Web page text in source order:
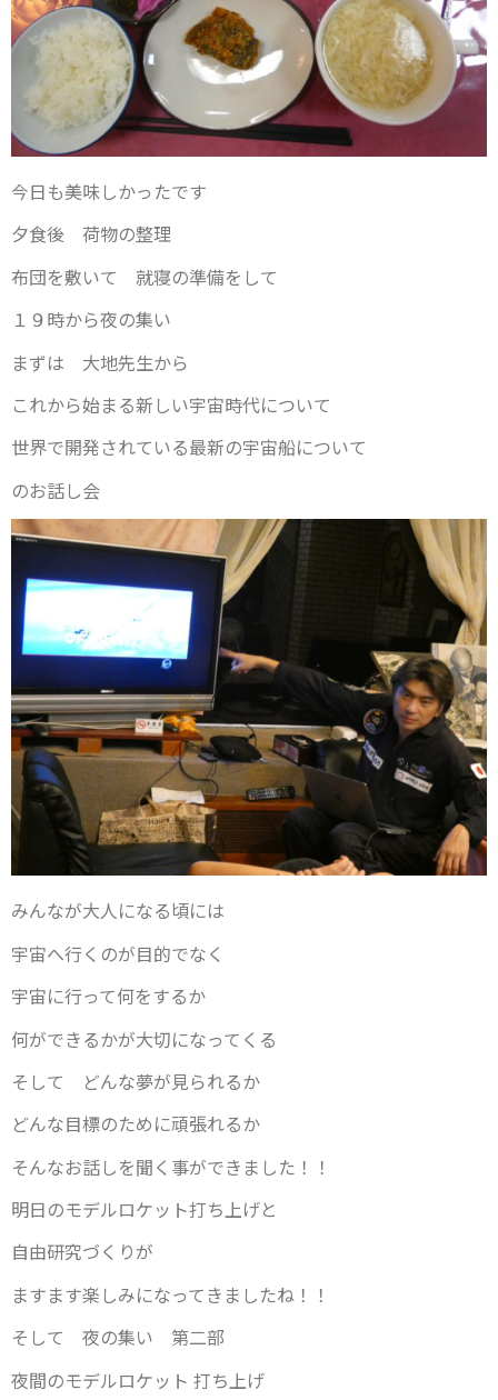
今日も美味しかったです
夕食後 荷物の整理
布団を敷いて 就寝の準備をして
１９時から夜の集い
まずは 大地先生から
これから始まる新しい宇宙時代について
世界で開発されている最新の宇宙船について
のお話し会
みんなが大人になる頃には
宇宙へ行くのが目的でなく
宇宙に行って何をするか
何ができるかが大切になってくる
そして どんな夢が見られるか
どんな目標のために頑張れるか
そんなお話しを聞く事ができました！！
明日のモデルロケット打ち上げと
自由研究づくりが
ますます楽しみになってきましたね！！
そして 夜の集い 第二部
夜間のモデルロケット 打ち上げ